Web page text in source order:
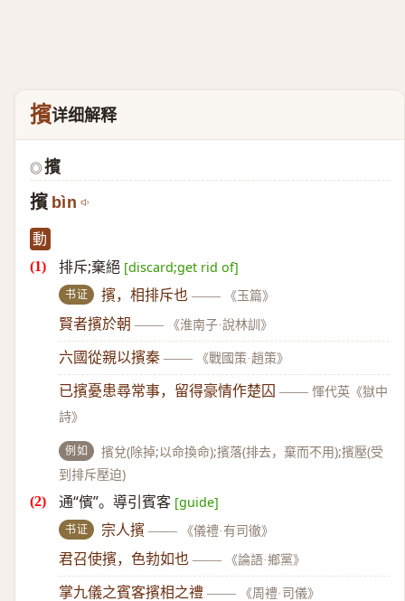
擯详细解释
◎ 擯
擯 bìn
動
排斥;棄絕 [discard;get rid of]
书证 擯，相排斥也 —— 《玉篇》
賢者擯於朝 —— 《淮南子·說林訓》
六國從親以擯秦 —— 《戰國策·趙策》
已擯憂患尋常事，留得豪情作楚囚 —— 惲代英《獄中
詩》
例如
擯兌(除掉;以命換命);擯落(排去，棄而不用);擯壓(受
到排斥壓迫)
通“儐”。導引賓客 [guide]
书证 宗人擯 —— 《儀禮·有司徹》
君召使擯，色勃如也 —— 《論語·鄉黨》
掌九儀之賓客擯相之禮 —— 《周禮·司儀》